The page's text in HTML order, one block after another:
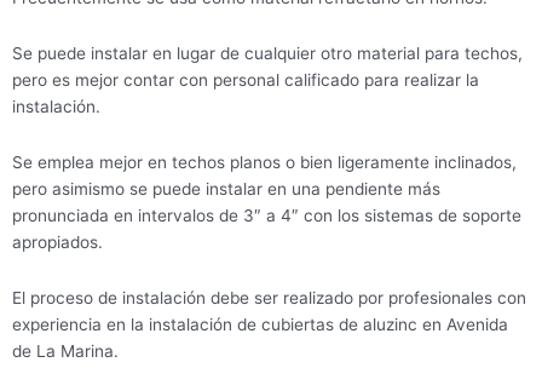
Se puede instalar en lugar de cualquier otro material para techos,
pero es mejor contar con personal calificado para realizar la
instalación.
Se emplea mejor en techos planos o bien ligeramente inclinados,
pero asimismo se puede instalar en una pendiente más
pronunciada en intervalos de 3″ a 4″ con los sistemas de soporte
apropiados.
El proceso de instalación debe ser realizado por profesionales con
experiencia en la instalación de cubiertas de aluzinc en Avenida
de La Marina.